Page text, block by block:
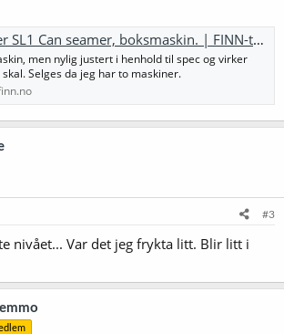
SL1 Can seamer, boksmaskin. | FINN-torget
men nylig justert i henhold til spec og virker
Selges da jeg har to maskiner.
#3
nivået... Var det jeg frykta litt. Blir litt i